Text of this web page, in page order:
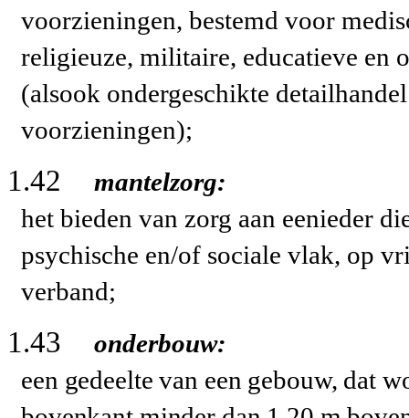
voorzieningen, bestemd voor
religieuze, militaire, educatieve en
(alsook ondergeschikte
voorzieningen);
1.42
mantelzorg:
het bieden van zorg aan eenieder
psychische en/of sociale vlak, op
verband;
1.43
onderbouw:
een gedeelte van een gebouw, dat